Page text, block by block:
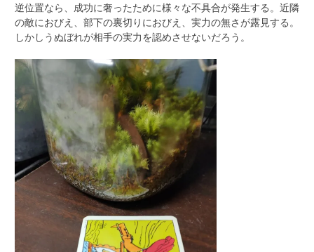
逆位置なら、成功に奢ったために様々な不具合が発生する。近隣
の敵におびえ、部下の裏切りにおびえ、実力の無さが露見する。
しかしうぬぼれが相手の実力を認めさせないだろう。